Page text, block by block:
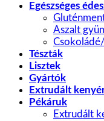
Egészséges
Aszalt
Tészták
Lisztek
Gyártók
Extrudált
Pékáruk
Extrudált